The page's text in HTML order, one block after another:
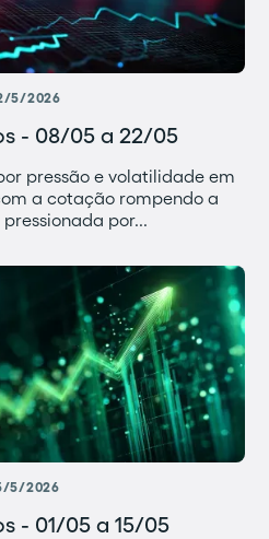
5/2026
- 08/05 a 22/05
pressão e volatilidade em
a cotação rompendo a
por...
5/2026
- 01/05 a 15/05